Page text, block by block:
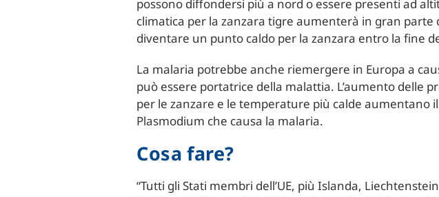
possono diffondersi più a nord o essere presenti ad
climatica per la zanzara tigre aumenterà in gran parte
diventare un punto caldo per la zanzara entro la fine
La malaria potrebbe anche riemergere in Europa a
può essere portatrice della malattia. L’aumento delle
per le zanzare e le temperature più calde aumentano
Plasmodium che causa la malaria.
Cosa fare?
“Tutti gli Stati membri dell’UE, più Islanda,